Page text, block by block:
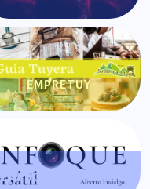
EMPRETUY
ENFOQUE VERSÁTIL